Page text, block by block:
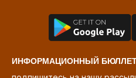
ИНФОРМАЦИОННЫЙ